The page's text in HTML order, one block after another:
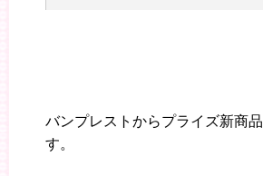
バンプレストからプライズ新商
す。